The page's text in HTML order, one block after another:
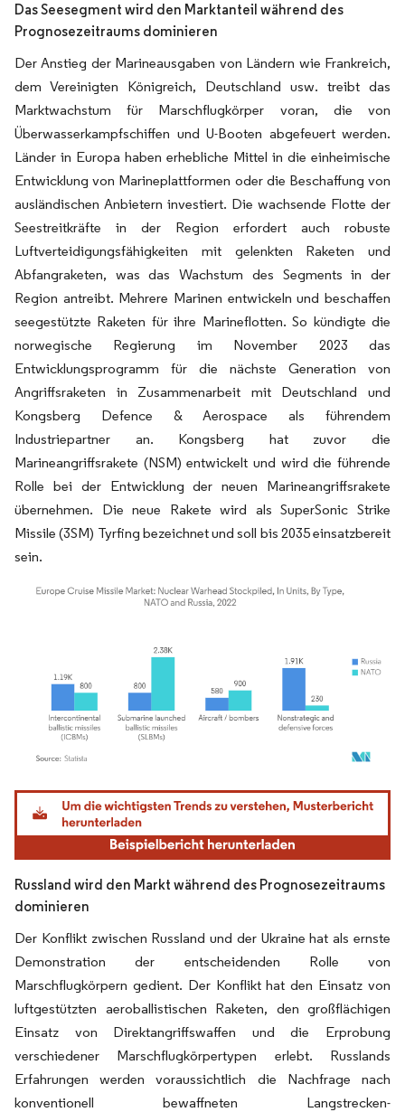
Das Seesegment wird den Marktanteil während des
Prognosezeitraums dominieren
Der Anstieg der Marineausgaben von Ländern wie Frankreich,
dem Vereinigten Königreich, Deutschland usw. treibt das
Marktwachstum für Marschflugkörper voran, die von
Überwasserkampfschiffen und U-Booten abgefeuert werden.
Länder in Europa haben erhebliche Mittel in die einheimische
Entwicklung von Marineplattformen oder die Beschaffung von
ausländischen Anbietern investiert. Die wachsende Flotte der
Seestreitkräfte in der Region erfordert auch robuste
Luftverteidigungsfähigkeiten mit gelenkten Raketen und
Abfangraketen, was das Wachstum des Segments in der
Region antreibt. Mehrere Marinen entwickeln und beschaffen
seegestützte Raketen für ihre Marineflotten. So kündigte die
norwegische Regierung im November 2023 das
Entwicklungsprogramm für die nächste Generation von
Angriffsraketen in Zusammenarbeit mit Deutschland und
Kongsberg Defence & Aerospace als führendem
Industriepartner an. Kongsberg hat zuvor die
Marineangriffsrakete (NSM) entwickelt und wird die führende
Rolle bei der Entwicklung der neuen Marineangriffsrakete
übernehmen. Die neue Rakete wird als SuperSonic Strike
Missile (3SM) Tyrfing bezeichnet und soll bis 2035 einsatzbereit
sein.
Bild © Mordor Intelligence. Wiederverwendung erfordert Namensnennung gemäß
Russland wird den Markt während des Prognosezeitraums
dominieren
Der Konflikt zwischen Russland und der Ukraine hat als ernste
Demonstration der entscheidenden Rolle von
Marschflugkörpern gedient. Der Konflikt hat den Einsatz von
luftgestützten aeroballistischen Raketen, den großflächigen
Einsatz von Direktangriffswaffen und die Erprobung
verschiedener Marschflugkörpertypen erlebt. Russlands
Erfahrungen werden voraussichtlich die Nachfrage nach
konventionell bewaffneten Langstrecken-